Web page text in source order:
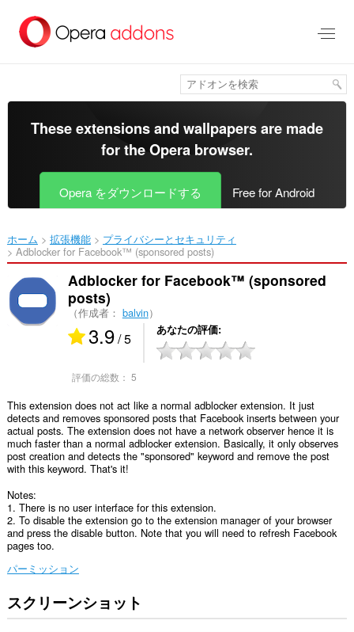
メ
ツ
移
動
These extensions and wallpapers are made
for theOpera browser.
Opera をダウンロードする Free for Android
ホーム 拡張機能
プライバシーとセキュリティ
Adblocker for Facebook™ (sponsored posts)‎
Adblocker for Facebook™ (sponsored
posts)
（作成者： balvin）
3.9/ 5 あなたの評価
評価の総数： 5
This extension does not act like a normal adblocker extension. It just
detects and removes sponsored posts that Facebook inserts between your
actual posts. The extension does not have a network observer hence it is
much faster than a normal adblocker extension. Basically, it only observes
post creation and detects the "sponsored" keyword and remove the post
with this keyword. That's it!
Notes:
1. There is no user interface for this extension.
2. To disable the extension go to the extension manager of your browser
and press the disable button. Note that you will need to refresh Facebook
pages too.
パーミッション
こ
の
スクリーンショット